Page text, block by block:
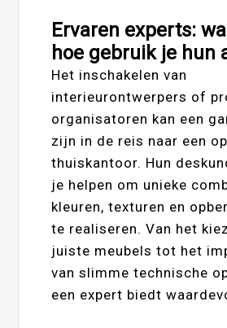
Ervaren experts:
hoe gebruik je hun
Het inschakelen van
interieurontwerpers of
organisatoren kan een
zijn in de reis naar een
thuiskantoor. Hun
je helpen om unieke
kleuren, texturen en
te realiseren. Van het
juiste meubels tot het
van slimme technische
een expert biedt